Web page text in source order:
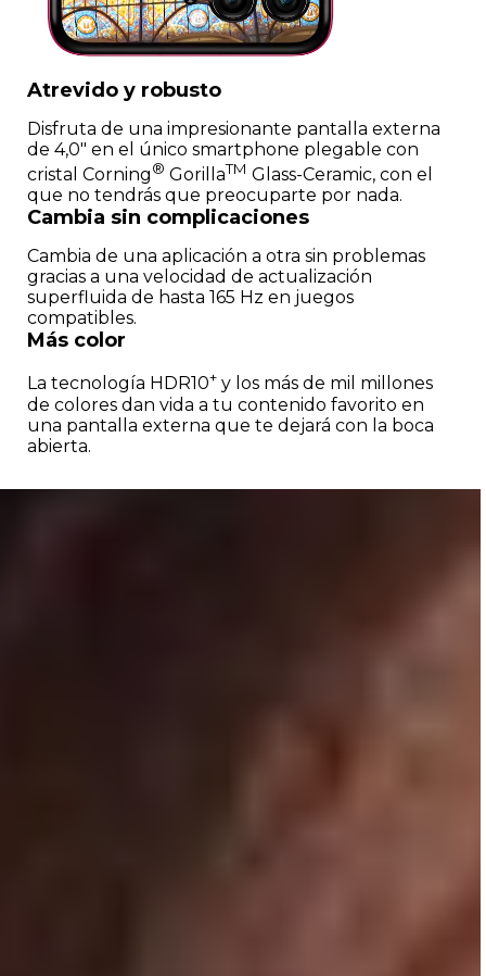
Atrevido y robusto
Disfruta de una impresionante pantalla externa
de 4,0" en el único smartphone plegable con
cristal Corning® GorillaTM Glass-Ceramic, con el
que no tendrás que preocuparte por nada.
Cambia sin complicaciones
Cambia de una aplicación a otra sin problemas
gracias a una velocidad de actualización
superfluida de hasta 165 Hz en juegos
compatibles.
Más color
La tecnología HDR10+ y los más de mil millones
de colores dan vida a tu contenido favorito en
una pantalla externa que te dejará con la boca
abierta.